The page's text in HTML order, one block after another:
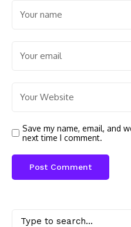
Save my name, email, and
next time I comment.